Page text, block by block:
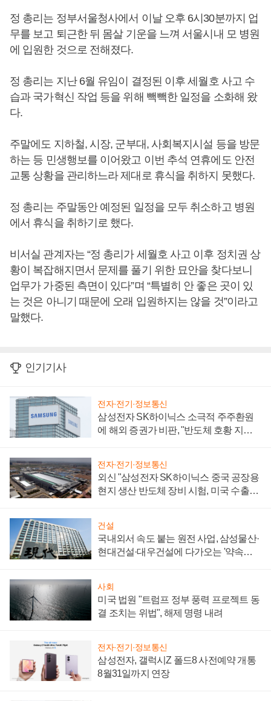
정 총리는 정부서울청사에서 이날 오후 6시30분까지 업
무를 보고 퇴근한 뒤 몸살 기운을 느껴 서울시내 모 병원
에 입원한 것으로 전해졌다.
정 총리는 지난 6월 유임이 결정된 이후 세월호 사고 수
습과 국가혁신 작업 등을 위해 빽빽한 일정을 소화해 왔
다.
주말에도 지하철, 시장, 군부대, 사회복지시설 등을 방문
하는 등 민생행보를 이어왔고 이번 추석 연휴에도 안전
교통 상황을 관리하느라 제대로 휴식을 취하지 못했다.
정 총리는 주말동안 예정된 일정을 모두 취소하고 병원
에서 휴식을 취하기로 했다.
비서실 관계자는 “정 총리가 세월호 사고 이후 정치권 상
황이 복잡해지면서 문제를 풀기 위한 묘안을 찾다보니
업무가 가중된 측면이 있다”며 “특별히 안 좋은 곳이 있
는 것은 아니기 때문에 오래 입원하지는 않을 것”이라고
말했다.
인기기사
전자·전기·정보통신
삼성전자 SK하이닉스 소극적 주주환원
에 해외 증권가 비판, "반도체 호황 지속
전자·전기·정보통신
외신 "삼성전자 SK하이닉스 중국 공장용
현지 생산 반도체 장비 시험, 미국 수출통
건설
국내외서 속도 붙는 원전 사업, 삼성물산·
현대건설·대우건설에 다가오는 '약속의
사회
미국 법원 "트럼프 정부 풍력 프로젝트 동
결 조치는 위법", 해제 명령 내려
전자·전기·정보통신
삼성전자, 갤럭시Z 폴드8 사전예약 개통
8월31일까지 연장